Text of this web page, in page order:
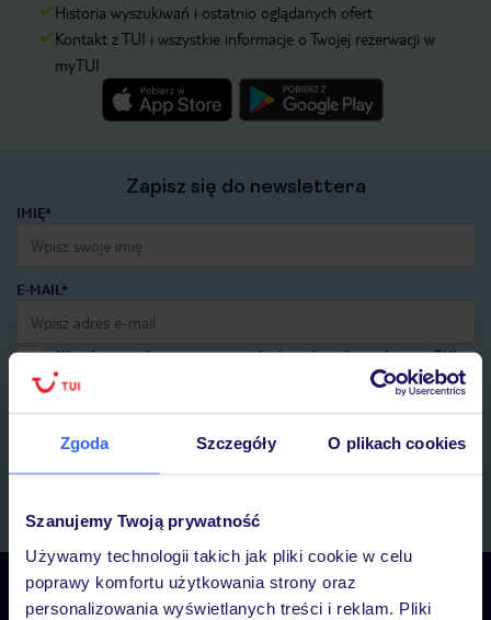
Zgoda Szczegóły O plikach cookies
Szanujemy Twoją prywatność
Używamy technologii takich jak pliki cookie w celu
poprawy komfortu użytkowania strony oraz
personalizowania wyświetlanych treści i reklam. Pliki
Historia wyszukiwań i ostatnio oglądanych ofert
Kontakt z TUI i wszystkie informacje o Twojej rezerwacji w
myTUI
Zapisz się do newslettera
IMIĘ*
E-MAIL*
Wyrażam zgodę na przetwarzanie danych osobowych przez TUI
Poland Sp. z o.o. i TUI Poland Dystrybucja Sp. z o.o. w celach
„Informacji o
komunikacji (e-mail), także z użyciem tzw. automatycznych
Skontaktuj się z nami